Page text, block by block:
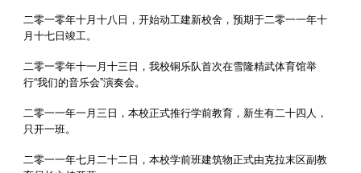
二零一零年十月十八日，开始动工建新校舍，预期于二零一一年十
月十七日竣工。
二零一零年十一月十三日，我校铜乐队首次在雪隆精武体育馆举
行“我们的音乐会”演奏会。
二零一一年一月三日，本校正式推行学前教育，新生有二十四人，
只开一班。
二零一一年七月二十二日，本校学前班建筑物正式由克拉末区副教